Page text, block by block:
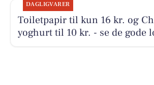
DAGLIGVARER
Toiletpapir til kun 16 kr. og
yoghurt til 10 kr. - se de gode